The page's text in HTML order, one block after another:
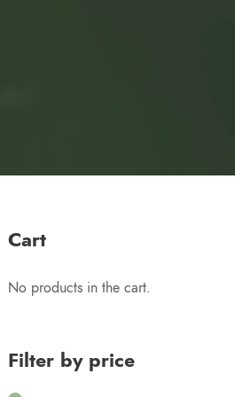
Cart
No products in the cart.
Filter by price